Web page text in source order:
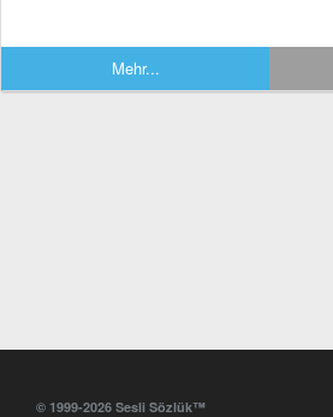
Mehr...
© 1999-2026 Sesli Sözlük™